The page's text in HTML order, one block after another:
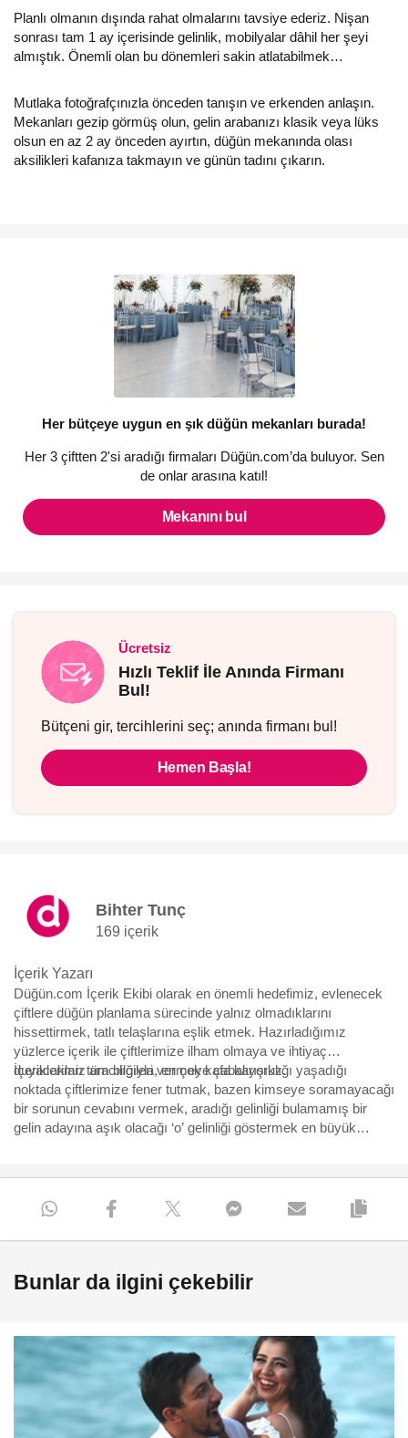
Planlı olmanın dışında rahat olmalarını tavsiye ederiz. Nişan
sonrası tam 1 ay içerisinde gelinlik, mobilyalar dâhil her şeyi
almıştık. Önemli olan bu dönemleri sakin atlatabilmek…
Mutlaka fotoğrafçınızla önceden tanışın ve erkenden anlaşın.
Mekanları gezip görmüş olun, gelin arabanızı klasik veya lüks
olsun en az 2 ay önceden ayırtın, düğün mekanında olası
aksilikleri kafanıza takmayın ve günün tadını çıkarın.
Her bütçeye uygun en şık düğün mekanları burada!
Her 3 çiftten 2'si aradığı firmaları Düğün.com’da buluyor. Sen
de onlar arasına katıl!
Mekanını bul
Ücretsiz
Hızlı Teklif İle Anında Firmanı
Bul!
Bütçeni gir, tercihlerini seç; anında firmanı bul!
Hemen Başla!
Bihter Tunç
169 içerik
İçerik Yazarı
Düğün.com İçerik Ekibi olarak en önemli hedefimiz, evlenecek
çiftlere düğün planlama sürecinde yalnız olmadıklarını
hissettirmek, tatlı telaşlarına eşlik etmek. Hazırladığımız
yüzlerce içerik ile çiftlerimize ilham olmaya ve ihtiyaç
duyacakları tüm bilgileri vermeye çabalıyoruz.
İçeriklerimiz aracılığıyla, en çok kafa karışıklığı yaşadığı
noktada çiftlerimize fener tutmak, bazen kimseye soramayacağı
bir sorunun cevabını vermek, aradığı gelinliği bulamamış bir
gelin adayına aşık olacağı ‘o’ gelinliği göstermek en büyük
çalışıyoruz.”
Bunlar da ilgini çekebilir